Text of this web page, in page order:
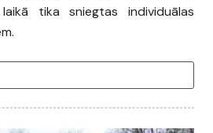
tika sniegtas individuālas